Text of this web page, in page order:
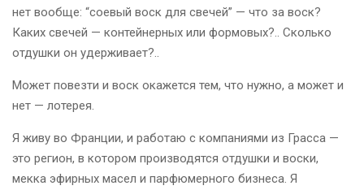
нет вообще: “соевый воск для свечей” — что за воск?
Каких свечей — контейнерных или формовых?.. Сколько
отдушки он удерживает?..
Может повезти и воск окажется тем, что нужно, а может и
нет — лотерея.
Я живу во Франции, и работаю с компаниями из Грасса —
это регион, в котором производятся отдушки и воски,
мекка эфирных масел и парфюмерного бизнеса. Я